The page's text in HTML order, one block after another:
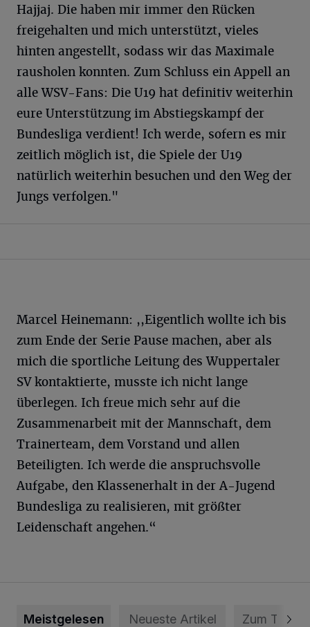
Hajjaj. Die haben mir immer den Rücken
freigehalten und mich unterstützt, vieles
hinten angestellt, sodass wir das Maximale
rausholen konnten. Zum Schluss ein Appell an
alle WSV-Fans: Die U19 hat definitiv weiterhin
eure Unterstützung im Abstiegskampf der
Bundesliga verdient! Ich werde, sofern es mir
zeitlich möglich ist, die Spiele der U19
natürlich weiterhin besuchen und den Weg der
Jungs verfolgen."
Marcel Heinemann: ,,Eigentlich wollte ich bis
zum Ende der Serie Pause machen, aber als
mich die sportliche Leitung des Wuppertaler
SV kontaktierte, musste ich nicht lange
überlegen. Ich freue mich sehr auf die
Zusammenarbeit mit der Mannschaft, dem
Trainerteam, dem Vorstand und allen
Beteiligten. Ich werde die anspruchsvolle
Aufgabe, den Klassenerhalt in der A-Jugend
Bundesliga zu realisieren, mit größter
Leidenschaft angehen.“
Meistgelesen Neueste Artikel Zum Thema